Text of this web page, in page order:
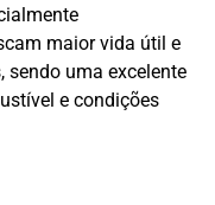
maior vida útil e
sendo uma excelente
e condições